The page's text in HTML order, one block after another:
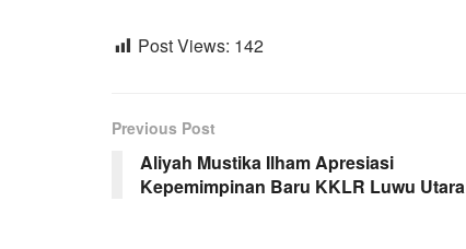
Post Views: 142
Previous Post
Aliyah Mustika Ilham Apresiasi
Kepemimpinan Baru KKLR Luwu Utara